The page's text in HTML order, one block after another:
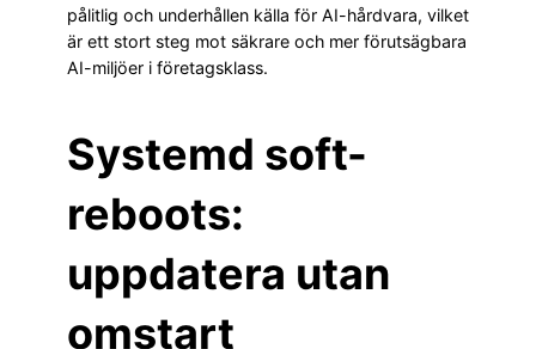
pålitlig och underhållen källa för AI-hårdvara, vilket
är ett stort steg mot säkrare och mer förutsägbara
AI-miljöer i företagsklass.
Systemd soft-
reboots:
uppdatera utan
omstart